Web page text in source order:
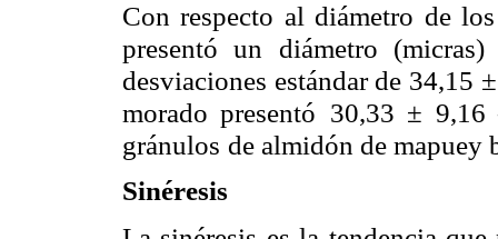
Con respecto al diámetro de
presentó un diámetro (micras)
desviaciones estándar de 34,15 ±
morado presentó 30,33 ± 9,16
gránulos de almidón de mapuey
Sinéresis